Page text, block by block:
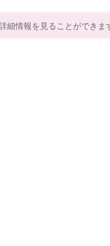
細情報を見ることができま